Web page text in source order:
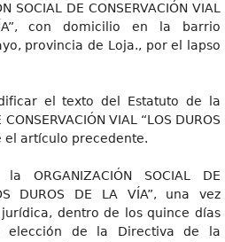
SOCIAL DE CONSERVACIÓN VIAL
con domicilio en la barrio
provincia de Loja., por el lapso
el texto del Estatuto de la
VIAL “LOS DUROS
el artículo precedente.
ORGANIZACIÓN SOCIAL DE
DUROS DE LA VÍA”, una vez
dentro de los quince días
elección de la Directiva de la